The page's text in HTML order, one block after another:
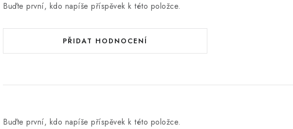
Buďte první, kdo napíše příspěvek k této položce.
PŘIDAT HODNOCENÍ
Buďte první, kdo napíše příspěvek k této položce.